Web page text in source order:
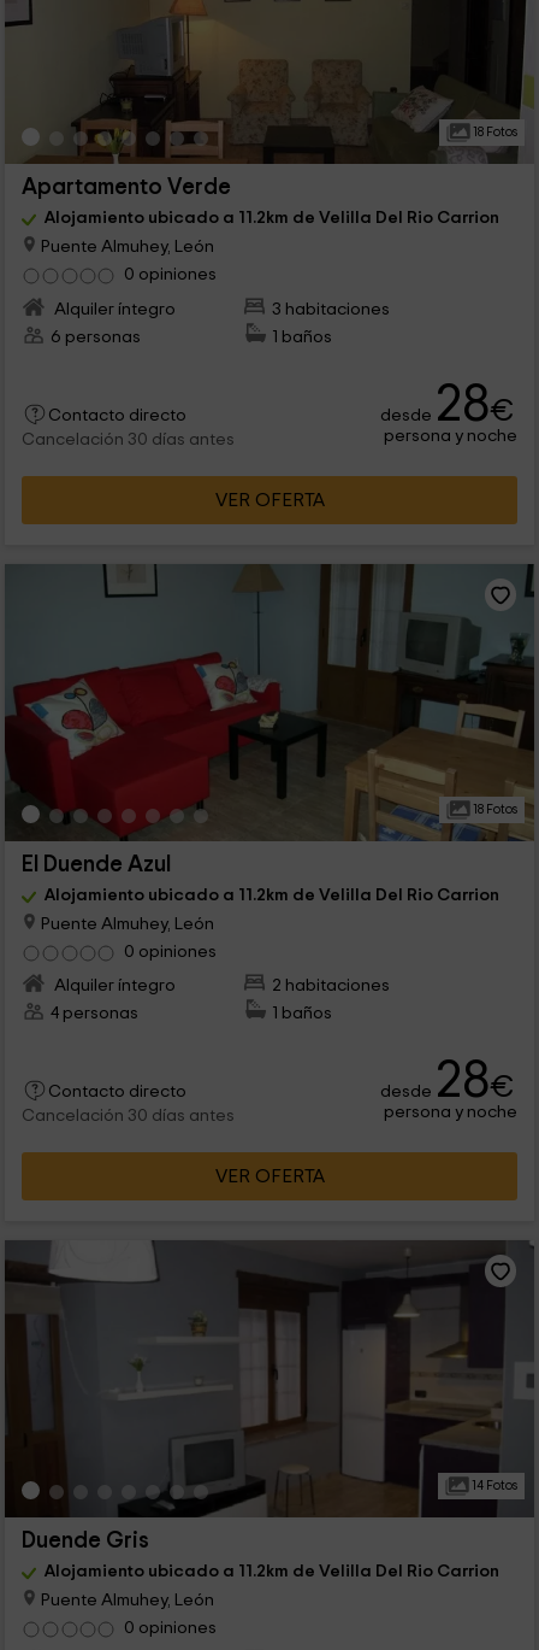
18 Fotos
Apartamento Verde
Alojamiento ubicado a 11.2km de Velilla Del Rio Carrion
Puente Almuhey, León
0 opiniones
Alquiler íntegro
3 habitaciones
6 personas
1 baños
Contacto directo
Cancelación 30 días antes
desde 28€
persona y noche
VER OFERTA
18 Fotos
El Duende Azul
Alojamiento ubicado a 11.2km de Velilla Del Rio Carrion
Puente Almuhey, León
0 opiniones
Alquiler íntegro
2 habitaciones
4 personas
1 baños
Contacto directo
Cancelación 30 días antes
desde 28€
persona y noche
VER OFERTA
14 Fotos
Duende Gris
Alojamiento ubicado a 11.2km de Velilla Del Rio Carrion
Puente Almuhey, León
0 opiniones